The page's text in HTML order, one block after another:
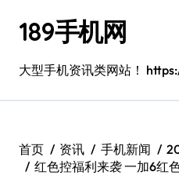
189手机网
大型手机资讯类网站！
首页 资讯 手机新闻
红色控福利来袭 一加6红